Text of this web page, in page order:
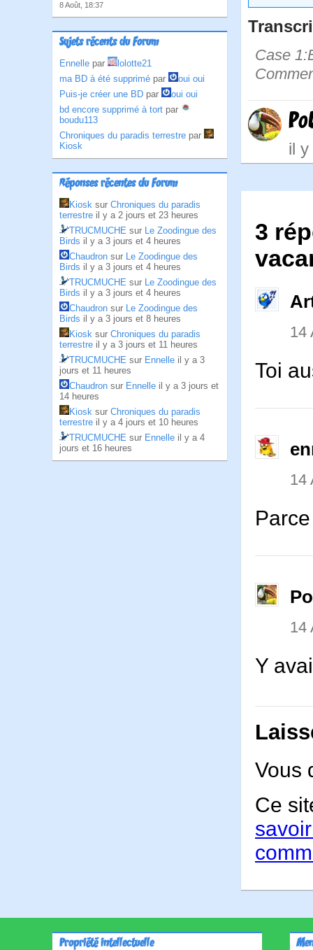
8 Août, 18:37
Sujets récents du Forum
Ennelle par
lolotte21
ma BD à été supprimé par
oui oui
Puis-je créer une BD par
oui oui
bd encore supprimé à tort par
boudu113
Chroniques du paradis terrestre par
Kiosk
Réponses récentes du Forum
Kiosk sur Chroniques du paradis
terrestre il y a 2 jours et 23 heures
TRUCMUCHE sur Le Zoodingue des
Birds il y a 3 jours et 4 heures
Chaudron sur Le Zoodingue des
Birds il y a 3 jours et 4 heures
TRUCMUCHE sur Le Zoodingue des
Birds il y a 3 jours et 4 heures
Chaudron sur Le Zoodingue des
Birds il y a 3 jours et 8 heures
Kiosk sur Chroniques du paradis
terrestre il y a 3 jours et 11 heures
TRUCMUCHE sur Ennelle il y a 3
jours et 11 heures
Chaudron sur Ennelle il y a 3 jours et
14 heures
Kiosk sur Chroniques du paradis
terrestre il y a 4 jours et 10 heures
TRUCMUCHE sur Ennelle il y a 4
jours et 16 heures
Case
il
3
14
Toi
14
14
Y
Vous
Ce
Propriété intellectuelle